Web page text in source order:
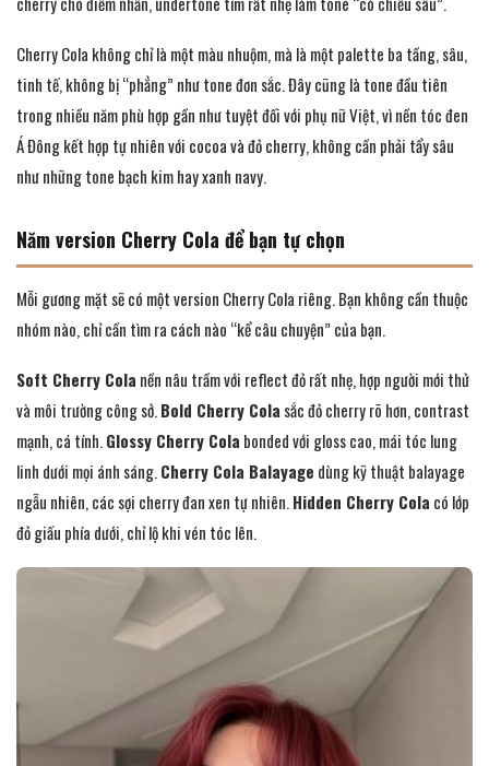
Cherry Cola không chỉ là một màu nhuộm, mà là một palette ba tầng, sâu,
tinh tế, không bị “phẳng” như tone đơn sắc. Đây cũng là tone đầu tiên
trong nhiều năm phù hợp gần như tuyệt đối với phụ nữ Việt, vì nền tóc đen
Á Đông kết hợp tự nhiên với cocoa và đỏ cherry, không cần phải tẩy sâu
như những tone bạch kim hay xanh navy.
Năm version Cherry Cola để bạn tự chọn
Mỗi gương mặt sẽ có một version Cherry Cola riêng. Bạn không cần thuộc
nhóm nào, chỉ cần tìm ra cách nào “kể câu chuyện” của bạn.
Soft Cherry Cola nền nâu trầm với reflect đỏ rất nhẹ, hợp người mới thử
và môi trường công sở.Bold Cherry Cola sắc đỏ cherry rõ hơn, contrast
mạnh, cá tính.Glossy Cherry Cola bonded với gloss cao, mái tóc lung
linh dưới mọi ánh sáng.Cherry Cola Balayage dùng kỹ thuật balayage
ngẫu nhiên, các sợi cherry đan xen tự nhiên.Hidden Cherry Cola có lớp
đỏ giấu phía dưới, chỉ lộ khi vén tóc lên.